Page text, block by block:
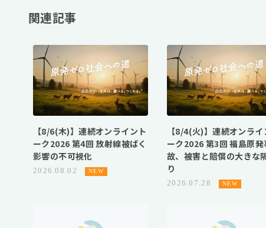
関連記事
【8/6(木)】連続オンライント
ーク2026 第4回 放射線被ばく
影響の不可視化
2026.08.02
【8/4(火)】連続オンライ
ーク2026 第3回 福島原発
故、被害と賠償の大きな
り
2026.07.28